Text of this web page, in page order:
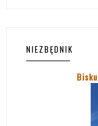
NIEZBĘDNIK